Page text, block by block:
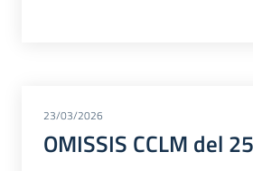
23/03/2026
OMISSIS CCLM del